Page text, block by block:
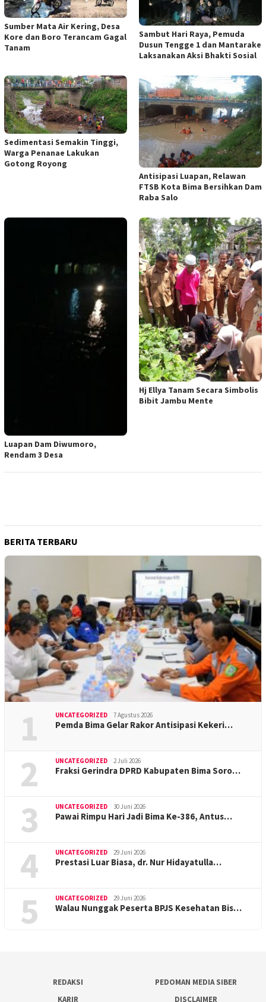
Sumber Mata Air Kering, Desa
Kore dan Boro Terancam Gagal
Tanam
Sambut Hari Raya, Pemuda
Dusun Tengge 1 dan Mantarake
Laksanakan Aksi Bhakti Sosial
Sedimentasi Semakin Tinggi,
Warga Penanae Lakukan
Gotong Royong
Antisipasi Luapan, Relawan
FTSB Kota Bima Bersihkan Dam
Raba Salo
Luapan Dam Diwumoro,
Rendam 3 Desa
Hj Ellya Tanam Secara Simbolis
Bibit Jambu Mente
BERITA TERBARU
1 UNCATEGORIZED 7 Agustus 2026
Pemda Bima Gelar Rakor Antisipasi Kekeri…
2 UNCATEGORIZED 2 Juli 2026
Fraksi Gerindra DPRD Kabupaten Bima Soro…
3 UNCATEGORIZED 30 Juni 2026
Pawai Rimpu Hari Jadi Bima Ke-386, Antus…
4 UNCATEGORIZED 29 Juni 2026
Prestasi Luar Biasa, dr. Nur Hidayatulla…
5 UNCATEGORIZED 29 Juni 2026
Walau Nunggak Peserta BPJS Kesehatan Bis…
REDAKSI
PEDOMAN MEDIA SIBER
KARIR
DISCLAIMER